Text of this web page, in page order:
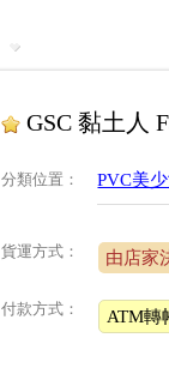
GSC 黏土人
分類位置 ： PVC美
貨運方式： 由店家
付款方式： ATM轉